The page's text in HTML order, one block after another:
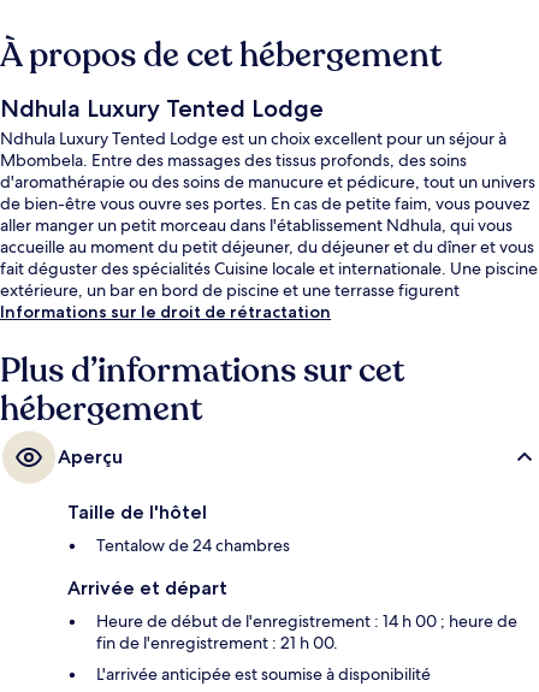
À propos de cet hébergement
Ndhula Luxury Tented Lodge
Ndhula Luxury Tented Lodge est un choix excellent pour un séjour à
Mbombela. Entre des massages des tissus profonds, des soins
d'aromathérapie ou des soins de manucure et pédicure, tout un univers
de bien-être vous ouvre ses portes. En cas de petite faim, vous pouvez
aller manger un petit morceau dans l'établissement Ndhula, qui vous
accueille au moment du petit déjeuner, du déjeuner et du dîner et vous
fait déguster des spécialités Cuisine locale et internationale. Une piscine
extérieure, un bar en bord de piscine et une terrasse figurent
également parmi les petits plus offerts.
Informations sur le droit de rétractation
Plus d’informations sur cet
hébergement
Aperçu
Taille de l'hôtel
Tentalow de 24 chambres
Arrivée et départ
Heure de début de l'enregistrement : 14 h 00 ; heure de
fin de l'enregistrement : 21 h 00.
L'arrivée anticipée est soumise à disponibilité